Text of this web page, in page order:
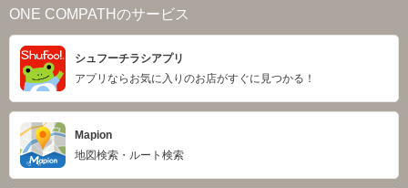
ONE COMPATHのサービス
シュフーチラシアプリ
アプリならお気に入りのお店がすぐに見つかる！
Mapion
地図検索・ルート検索